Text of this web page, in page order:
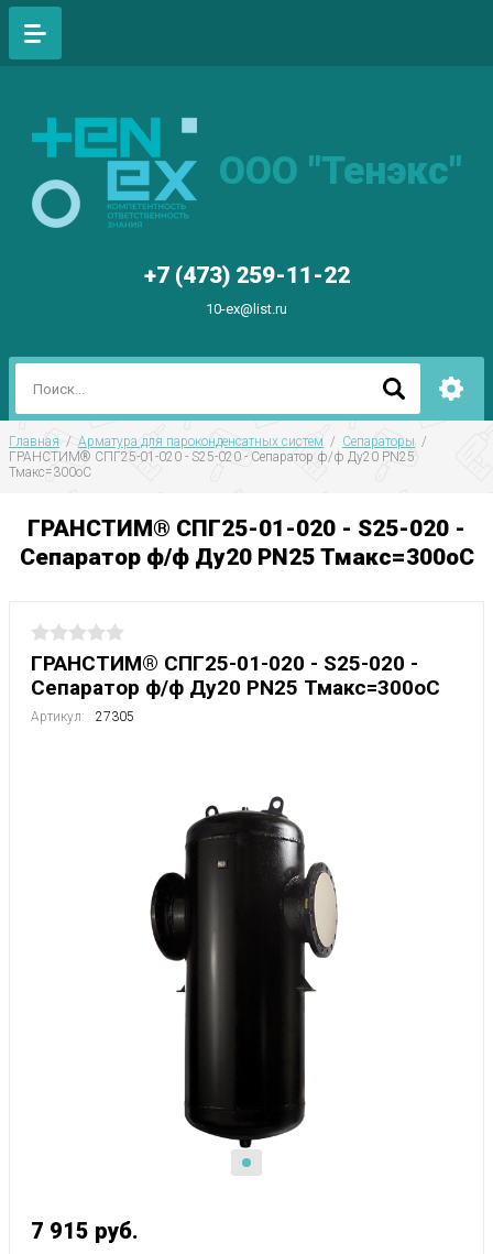
ООО "Тенэкс"
+7 (473) 259-11-22
10-ex@list.ru
Главная
  /
Арматура для пароконденсатных систем
  /
Сепараторы
  /
ГРАНСТИМ® СПГ25-01-020 - S25-020 - Сепаратор ф/ф Ду20 РN25
Тмакс=300оС
ГРАНСТИМ® СПГ25-01-020 - S25-020 -
Сепаратор ф/ф Ду20 РN25 Тмакс=300оС
ГРАНСТИМ® СПГ25-01-020 - S25-020 -
Сепаратор ф/ф Ду20 РN25 Тмакс=300оС
Артикул: 27305
7 915 руб.